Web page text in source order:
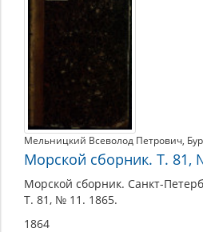
Мельницкий Всеволод Петрович,
Морской сборник. Т. 81,
Морской сборник. Санкт-
Т. 81, № 11. 1865.
1864